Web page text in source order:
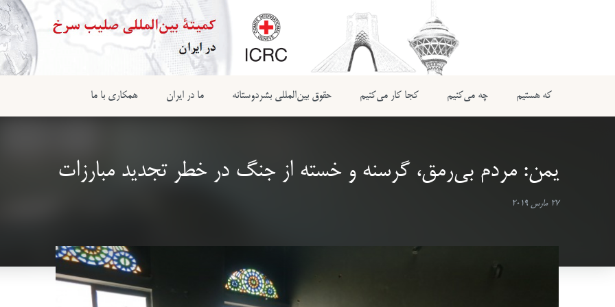
که هستیم چه می‌کنیم کجا کار می‌کنیم حقوق بین‌المللی بشردوستانه ما در ایران همکاری با ما
یمن: مردم بی‌رمق، گرسنه و خسته از جنگ در خطر تجدید مبارزات
27 مارس 2019